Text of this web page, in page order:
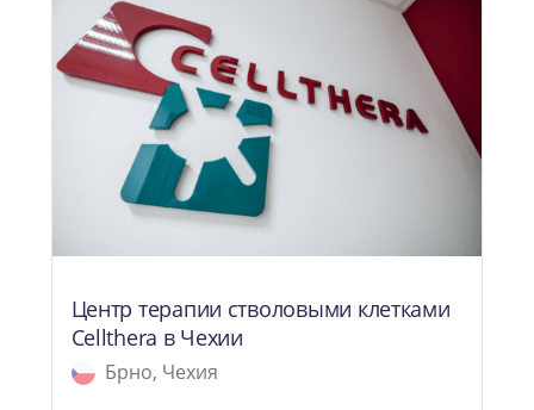
Центр терапии стволовыми клетками
Cellthera в Чехии
Брно, Чехия